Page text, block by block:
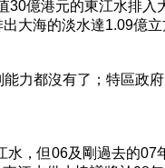
億港元的東江水排
大海的淡水達1.09億
力都沒有了；特區政
，但06及剛過去的